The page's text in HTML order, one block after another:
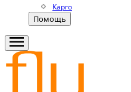
Карго
Помощь